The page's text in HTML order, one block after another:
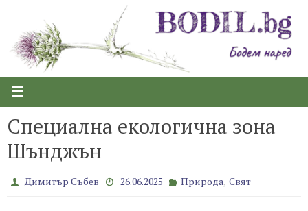
content
Специална екологична зона
Шънджън
Димитър Събев 26.06.2025 Природа, Свят